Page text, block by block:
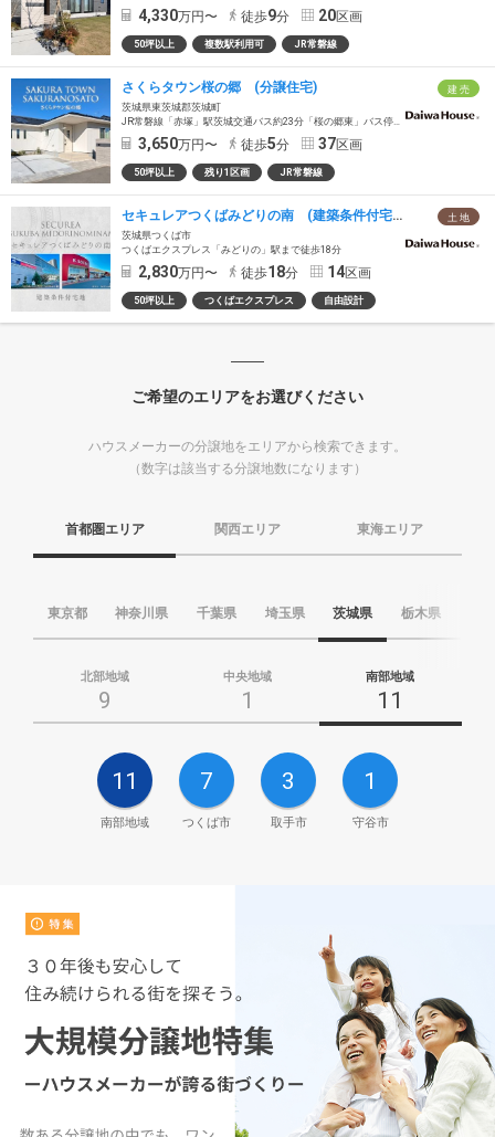
4,330万円〜 徒歩9分 20区画
50坪以上 複数駅利用可 JR常磐線
建 売
さくらタウン桜の郷 (分譲住宅)
茨城県東茨城郡茨城町
JR常磐線「赤塚」駅茨城交通バス約23分「桜の郷東」バス停徒歩5分
3,650万円〜 徒歩5分 37区画
50坪以上 残り1区画 JR常磐線
土 地
セキュレアつくばみどりの南 (建築条件付宅地分譲)
茨城県つくば市
つくばエクスプレス「みどりの」駅まで徒歩18分
2,830万円〜 徒歩18分 14区画
50坪以上 つくばエクスプレス 自由設計
ご希望のエリアをお選びください
ハウスメーカーの分譲地をエリアから検索できます。
（数字は該当する分譲地数になります）
首都圏エリア 関西エリア 東海エリア
東京都 神奈川県 千葉県 埼玉県 茨城県 栃木県
北部地域
9
中央地域
1
南部地域
11
11
南部地域
7
つくば市
3
取手市
1
守谷市